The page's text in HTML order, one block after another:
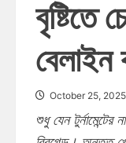
বৃষ্টিতে
বেলাইন
October 25, 2025
শুধু যেন